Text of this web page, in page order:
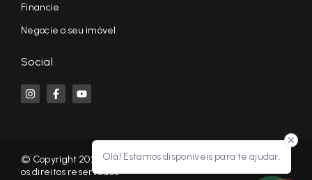
Olá! Estamos disponíveis para te ajudar.
Financie
Negocie o seu imóvel
Social
© Copyright 2026 - KF NEGÓCIOS IMOBILIÁRIOS RP - Todos
os direitos reservados